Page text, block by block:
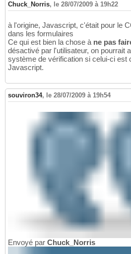
Chuck_Norris, le 28/07/2009 à 19h22
à l'origine, Javascript, c'était pour le
dans les formulaires
Ce qui est bien la chose à ne pas
désactivé par l'utilisateur, on pourrait
système de vérification si celui-ci est
Javascript.
souviron34, le 28/07/2009 à 19h54
Envoyé par Chuck_Norris